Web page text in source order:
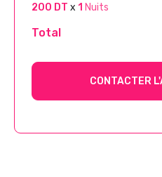
200 DT x 1 Nuits
Total
CONTACTER